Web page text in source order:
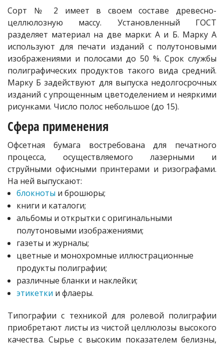
Сорт № 2 имеет в своем составе древесно-
целлюлозную массу. Установленный ГОСТ
разделяет материал на две марки: А и Б. Марку А
используют для печати изданий с полутоновыми
изображениями и полосами до 50 %. Срок службы
полиграфических продуктов такого вида средний.
Марку Б задействуют для выпуска недолгосрочных
изданий с упрощенным цветоделением и неяркими
рисунками. Число полос небольшое (до 15).
Сфера применения
Офсетная бумага востребована для печатного
процесса, осуществляемого лазерными и
струйными офисными принтерами и ризографами.
На ней выпускают:
блокноты и брошюры;
книги и каталоги;
альбомы и открытки с оригинальными
полутоновыми изображениями;
газеты и журналы;
цветные и монохромные иллюстрационные
продукты полиграфии;
различные бланки и наклейки;
этикетки и флаеры.
Типографии с техникой для ролевой полиграфии
приобретают листы из чистой целлюлозы высокого
качества. Сырье с высоким показателем белизны,